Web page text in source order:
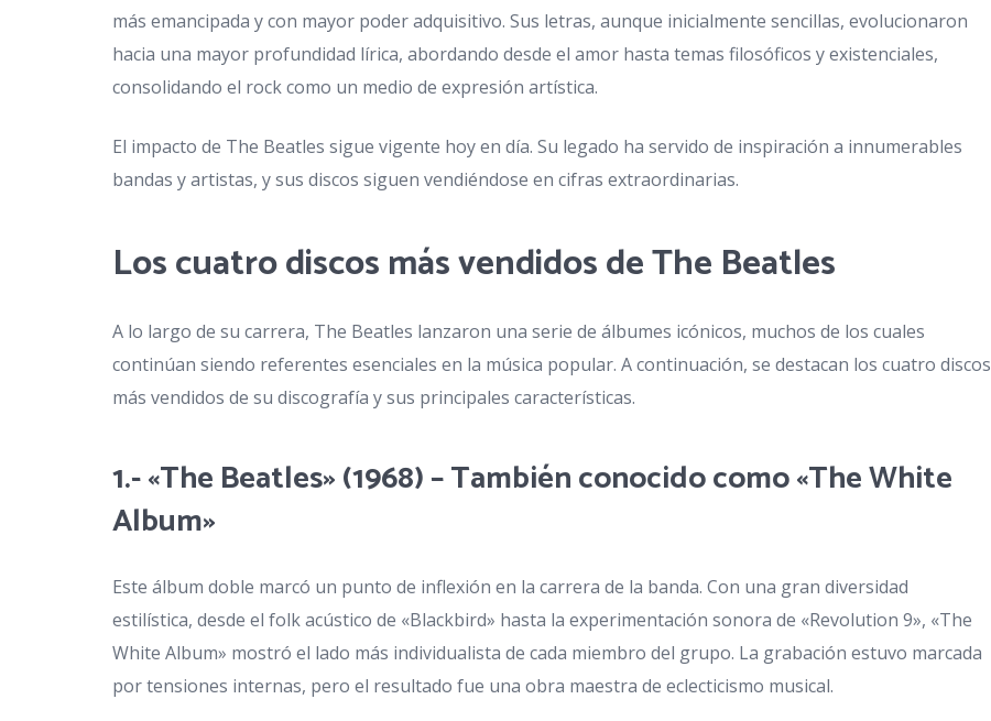
más emancipada y con mayor poder adquisitivo. Sus letras, aunque inicialmente sencillas, evolucionaron
hacia una mayor profundidad lírica, abordando desde el amor hasta temas filosóficos y existenciales,
consolidando el rock como un medio de expresión artística.
El impacto de The Beatles sigue vigente hoy en día. Su legado ha servido de inspiración a innumerables
bandas y artistas, y sus discos siguen vendiéndose en cifras extraordinarias.
Los cuatro discos más vendidos de The Beatles
A lo largo de su carrera, The Beatles lanzaron una serie de álbumes icónicos, muchos de los cuales
continúan siendo referentes esenciales en la música popular. A continuación, se destacan los cuatro discos
más vendidos de su discografía y sus principales características.
1.- «The Beatles» (1968) – También conocido como «The White
Album»
Este álbum doble marcó un punto de inflexión en la carrera de la banda. Con una gran diversidad
estilística, desde el folk acústico de «Blackbird» hasta la experimentación sonora de «Revolution 9», «The
White Album» mostró el lado más individualista de cada miembro del grupo. La grabación estuvo marcada
por tensiones internas, pero el resultado fue una obra maestra de eclecticismo musical.